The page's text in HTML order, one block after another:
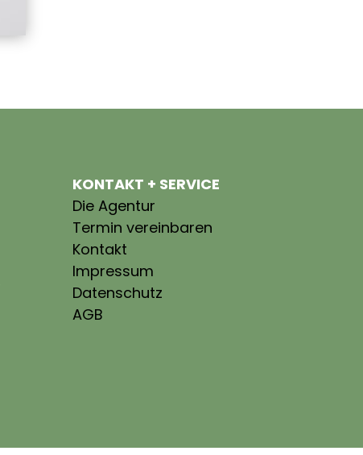
KONTAKT + SERVICE
Die Agentur
Termin vereinbaren
Kontakt
Impressum
Datenschutz
AGB